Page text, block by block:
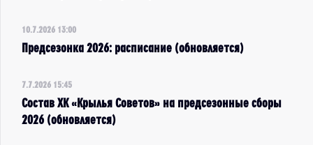
10.7.2026 13:00
Предсезонка 2026: расписание (обновляется)
7.7.2026 15:45
Состав ХК «Крылья Советов» на предсезонные сборы
2026 (обновляется)